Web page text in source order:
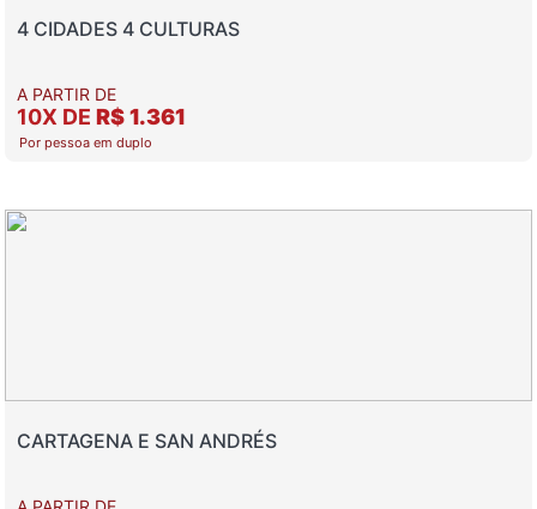
4 CIDADES 4 CULTURAS
A PARTIR DE
10X DE R$ 1.361
Por pessoa em duplo
CARTAGENA E SAN ANDRÉS